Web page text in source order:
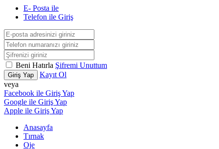
E- Posta ile
Telefon ile Giriş
Beni Hatırla Şifremi Unuttum
Giriş Yap
Kayıt Ol
veya
Facebook ile Giriş Yap
Google ile Giriş Yap
Apple ile Giriş Yap
Anasayfa
Tırnak
Oje